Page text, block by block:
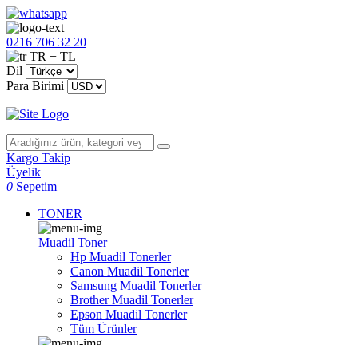
0216 706 32 20
TR − TL
Dil
Para Birimi
Kargo Takip
Üyelik
0 Sepetim
TONER
Muadil Toner
Hp Muadil Tonerler
Canon Muadil Tonerler
Samsung Muadil Tonerler
Brother Muadil Tonerler
Epson Muadil Tonerler
Tüm Ürünler